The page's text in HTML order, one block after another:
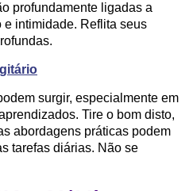
profundamente ligadas a
e intimidade. Reflita seus
surgir, especialmente em
Tire o bom disto,
abordagens práticas podem
tarefas diárias. Não se